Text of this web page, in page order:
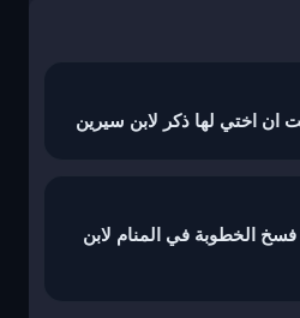
اختي لها ذكر لابن سيرين
الخطوبة في المنام لابن